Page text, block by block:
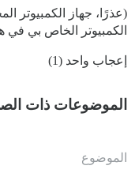
(عذرًا، جهاز
الكمبيوتر الخاص بي في
إعجاب واحد (1)
الموضوعات ذات
الموضوع